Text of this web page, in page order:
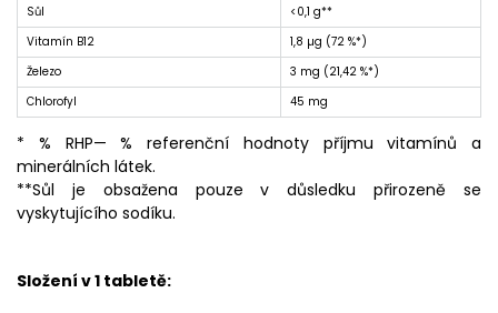
Sůl
<0,1 g**
Vitamín B12
1,8 µg (72 %*)
Železo
3 mg (21,42 %*)
Chlorofyl
45 mg
* % RHP— % referenční hodnoty příjmu vitamínů a
minerálních látek.
**Sůl je obsažena pouze v důsledku přirozeně se
vyskytujícího sodíku.
Složení v 1 tabletě: